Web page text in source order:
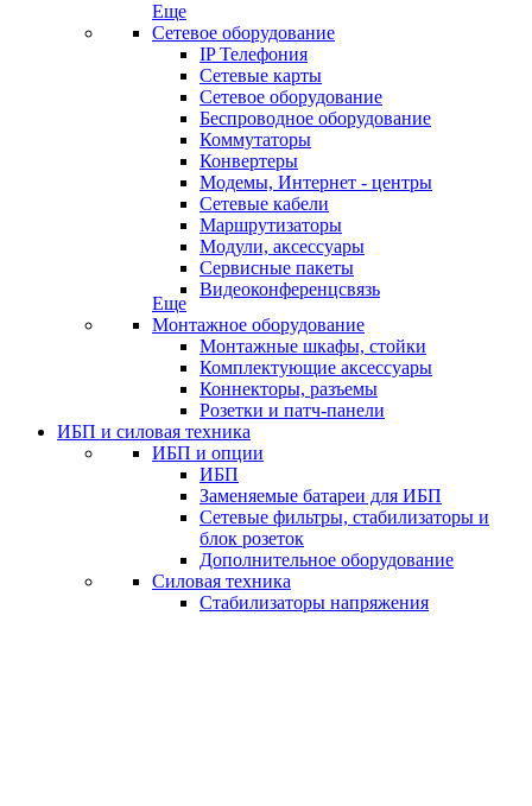
Еще
Сетевое оборудование
IP Телефония
Сетевые карты
Сетевое оборудование
Беспроводное оборудование
Коммутаторы
Конвертеры
Модемы, Интернет - центры
Сетевые кабели
Маршрутизаторы
Модули, аксессуары
Сервисные пакеты
Видеоконференцсвязь
Еще
Монтажное оборудование
Монтажные шкафы, стойки
Комплектующие аксессуары
Коннекторы, разъемы
Розетки и патч-панели
ИБП и силовая техника
ИБП и опции
ИБП
Заменяемые батареи для ИБП
Сетевые фильтры, стабилизаторы и
блок розеток
Дополнительное оборудование
Силовая техника
Стабилизаторы напряжения